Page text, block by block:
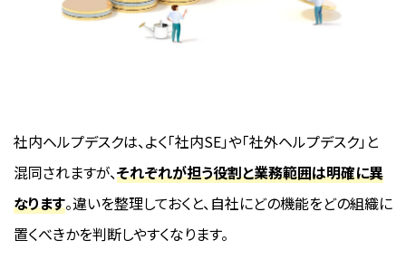
社内ヘルプデスクは、よく「社内SE」や「社外ヘルプデスク」と
混同されますが、それぞれが担う役割と業務範囲は明確に異
なります。違いを整理しておくと、自社にどの機能をどの組織に
置くべきかを判断しやすくなります。